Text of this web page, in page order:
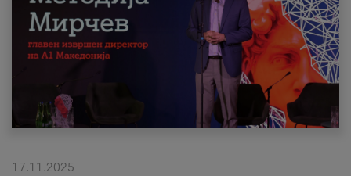
Приватни Деловни
Поддршка
Надополни кредит
17.11.2025